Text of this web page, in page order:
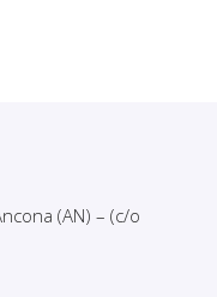
(AN) – (c/o